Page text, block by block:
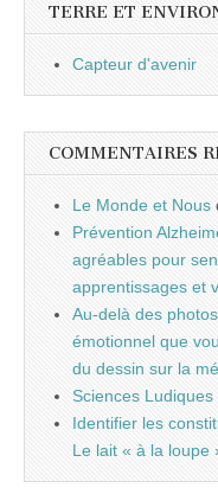
TERRE ET
Capteur d'avenir
COMMENTAIRES
Le Monde et Nous
Prévention
agréables pour
apprentissages et
Au-delà des
émotionnel que
du dessin sur la
Sciences Ludiques
Identifier les
Le lait « à la loupe